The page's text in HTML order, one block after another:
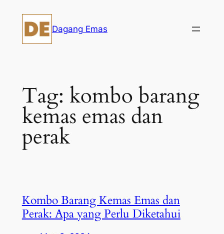
content
Dagang Emas
Tag: kombo barang
kemas emas dan
perak
Kombo Barang Kemas Emas dan
Perak: Apa yang Perlu Diketahui